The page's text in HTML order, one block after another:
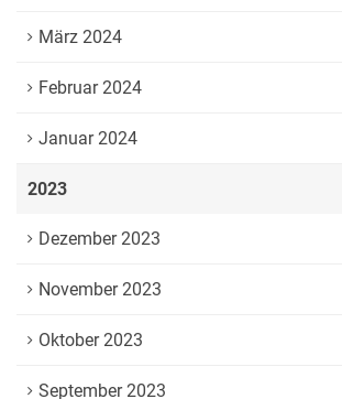
März 2024
Februar 2024
Januar 2024
2023
Dezember 2023
November 2023
Oktober 2023
September 2023